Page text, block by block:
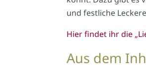
und festliche
Hier findet ihr die
Aus dem